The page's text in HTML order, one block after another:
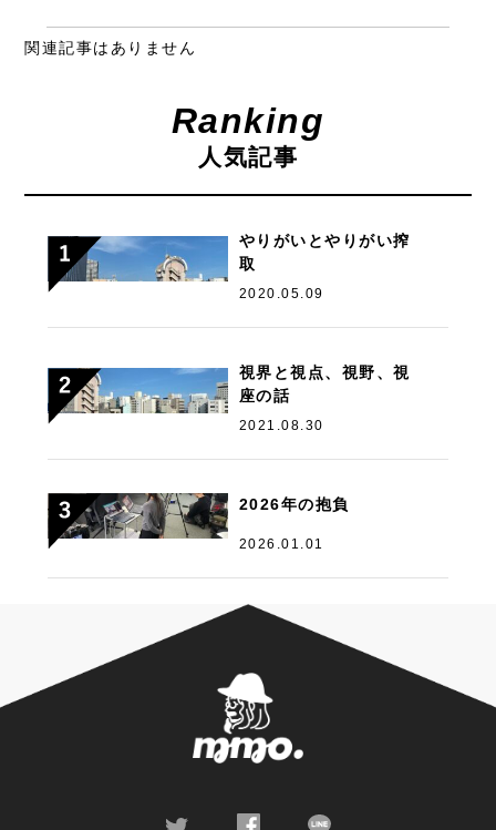
関連記事はありません
Ranking
人気記事
やりがいとやりがい搾
取
2020.05.09
視界と視点、視野、視
座の話
2021.08.30
2026年の抱負
2026.01.01